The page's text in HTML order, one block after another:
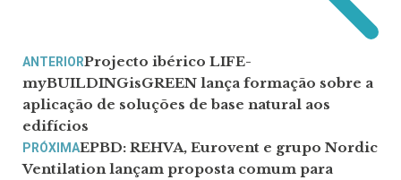
ANTERIORProjecto ibérico LIFE-
myBUILDINGisGREEN lança formação sobre a
aplicação de soluções de base natural aos
edifícios
PRÓXIMAEPBD: REHVA, Eurovent e grupo Nordic
Ventilation lançam proposta comum para